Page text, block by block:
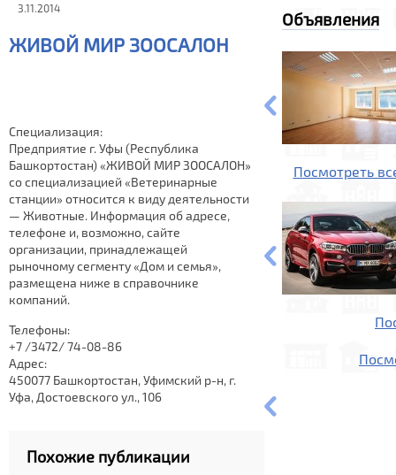
3.11.2014
ЖИВОЙ МИР ЗООСАЛОН
Специализация:
Предприятие г. Уфы (Республика
Башкортостан) «ЖИВОЙ МИР ЗООСАЛОН»
со специализацией «Ветеринарные
станции» относится к виду деятельности
— Животные. Информация об адресе,
телефоне и, возможно, сайте
организации, принадлежащей
рыночному сегменту «Дом и семья»,
размещена ниже в справочнике
компаний.
Телефоны:
+7 /3472/ 74-08-86
Адрес:
450077 Башкортостан, Уфимский р-н, г.
Уфа, Достоевского ул., 106
Похожие публикации
Объявления
Посмотреть